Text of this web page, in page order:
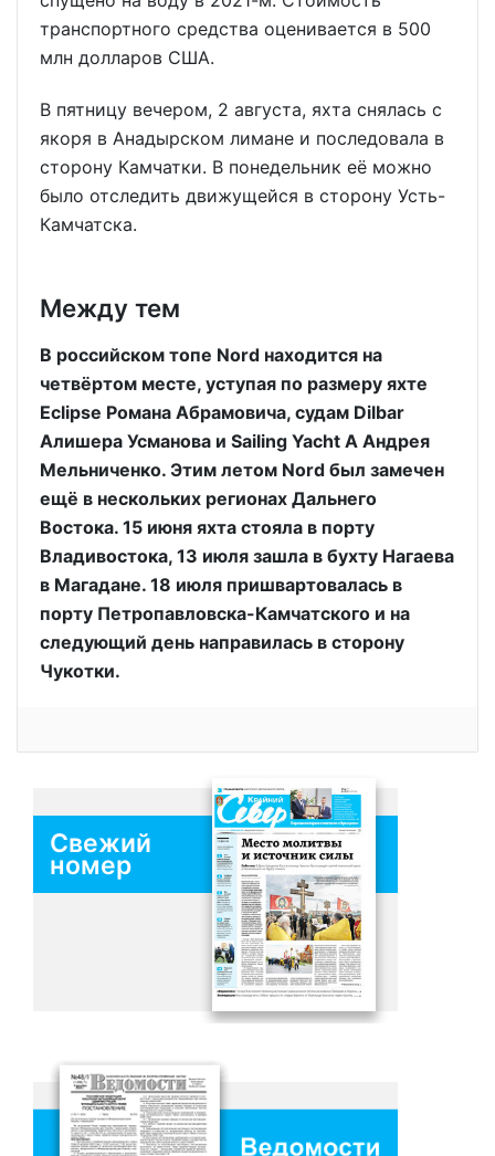
транспортного средства оценивается в 500
млн долларов США.
В пятницу вечером, 2 августа, яхта снялась с
якоря в Анадырском лимане и последовала в
сторону Камчатки. В понедельник её можно
было отследить движущейся в сторону Усть-
Камчатска.
Между тем
В российском топе Nord находится на
четвёртом месте, уступая по размеру яхте
Eclipse Романа Абрамовича, судам Dilbar
Алишера Усманова и Sailing Yacht A Андрея
Мельниченко. Этим летом Nord был замечен
ещё в нескольких регионах Дальнего
Востока. 15 июня яхта стояла в порту
Владивостока, 13 июля зашла в бухту Нагаева
в Магадане. 18 июля пришвартовалась в
порту Петропавловска-Камчатского и на
следующий день направилась в сторону
Чукотки.
Свежий
номер